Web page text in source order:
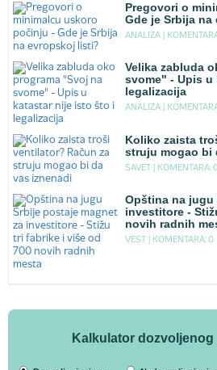
Pregovori o
Gde je Srbija
ANALIZA |
Velika zabluda
svome" - Upis
legalizacija
ANALIZA |
Koliko zaista
struju mogao bi
SAVET | KOMENTARA:
Opština na jugu
investitore -
novih radnih
VEST | KOMENTARA: 0
Kalkulator dozvoljenog